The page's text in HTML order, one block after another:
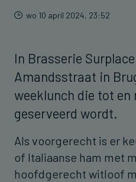
wo 10 april 2024, 23:52
In Brasserie
Amandsstraat in
weeklunch die tot en
geserveerd wordt.
Als voorgerecht is er
of Italiaanse ham met
hoofdgerecht witloof